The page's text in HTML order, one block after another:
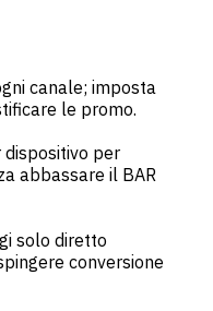
canale; imposta
le promo.
per
abbassare il BAR
solo diretto
conversione